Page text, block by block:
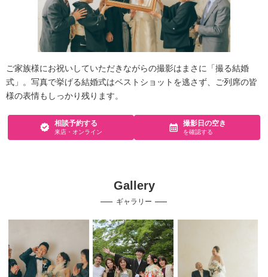
ご家族様にお祝いしていただきながらの撮影はまさに「撮る結婚
式」。写真で挙げる結婚式はベストショットを逃さず、ご列席の皆
様の表情もしっかり残ります。
相談予約する
来店・オンライン
撮影日の空き
を確認する
Gallery
ギャラリー